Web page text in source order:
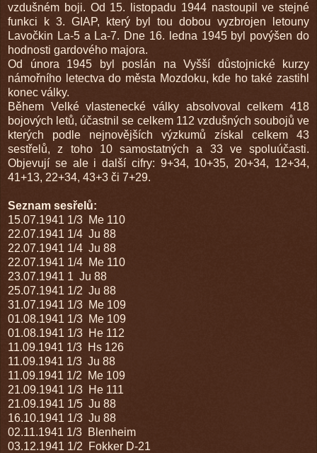
vzdušném boji. Od 15. listopadu 1944 nastoupil ve stejné
funkci k 3. GIAP, který byl tou dobou vyzbrojen letouny
Lavočkin La-5 a La-7. Dne 16. ledna 1945 byl povýšen do
hodnosti gardového majora.
Od února 1945 byl poslán na Vyšší důstojnické kurzy
námořního letectva do města Mozdoku, kde ho také zastihl
konec války.
Během Velké vlastenecké války absolvoval celkem 418
bojových letů, účastnil se celkem 112 vzdušných soubojů ve
kterých podle nejnovějších výzkumů získal celkem 43
sestřelů, z toho 10 samostatných a 33 ve spoluúčasti.
Objevují se ale i další cifry: 9+34, 10+35, 20+34, 12+34,
41+13, 22+34, 43+3 či 7+29.
Seznam sesřelů:
15.07.1941 1/3 Me 110
22.07.1941 1/4 Ju 88
22.07.1941 1/4 Ju 88
22.07.1941 1/4 Me 110
23.07.1941 1 Ju 88
25.07.1941 1/2 Ju 88
31.07.1941 1/3 Me 109
01.08.1941 1/3 Me 109
01.08.1941 1/3 He 112
11.09.1941 1/3 Hs 126
11.09.1941 1/3 Ju 88
11.09.1941 1/2 Me 109
21.09.1941 1/3 He 111
21.09.1941 1/5 Ju 88
16.10.1941 1/3 Ju 88
02.11.1941 1/3 Blenheim
03.12.1941 1/2 Fokker D-21